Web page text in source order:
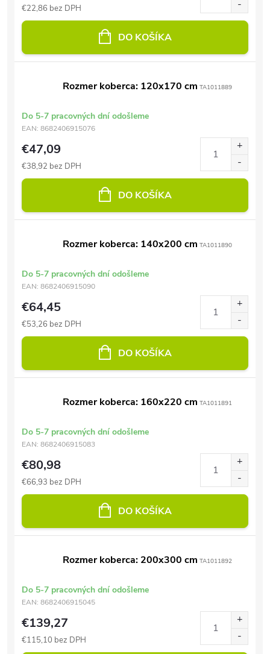
€22,86 bez DPH
DO KOŠÍKA
Rozmer koberca: 120x170 cm TA1011889
Do 5-7 pracovných dní odošleme
EAN: 8682406915076
€47,09
€38,92 bez DPH
DO KOŠÍKA
Rozmer koberca: 140x200 cm TA1011890
Do 5-7 pracovných dní odošleme
EAN: 8682406915090
€64,45
€53,26 bez DPH
DO KOŠÍKA
Rozmer koberca: 160x220 cm TA1011891
Do 5-7 pracovných dní odošleme
EAN: 8682406915083
€80,98
€66,93 bez DPH
DO KOŠÍKA
Rozmer koberca: 200x300 cm TA1011892
Do 5-7 pracovných dní odošleme
EAN: 8682406915045
€139,27
€115,10 bez DPH